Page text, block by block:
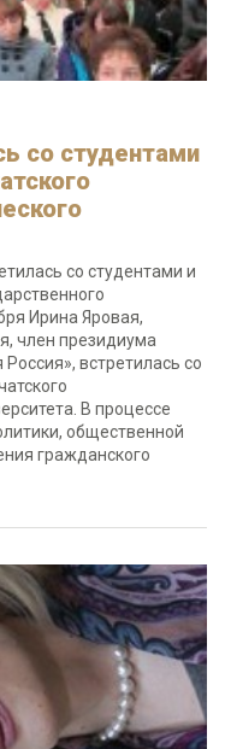
со студентами
со студентами и
Ирина Яровая,
член президиума
встретилась со
В процессе
общественной
гражданского